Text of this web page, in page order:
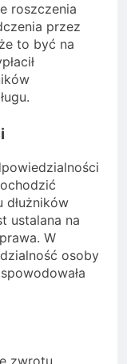
roszczenia
przez
to być na
dłużników
ustalana na
W
osoby
zwrotu